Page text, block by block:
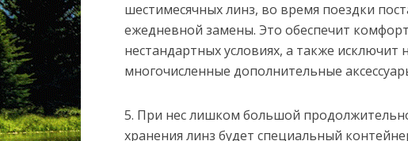
шестимесячных линз, во время поездки
ежедневной замены. Это обеспечит
нестандартных условиях, а также исключит
многочисленные дополнительные
5. При нес лишком большой
хранения линз будет специальный